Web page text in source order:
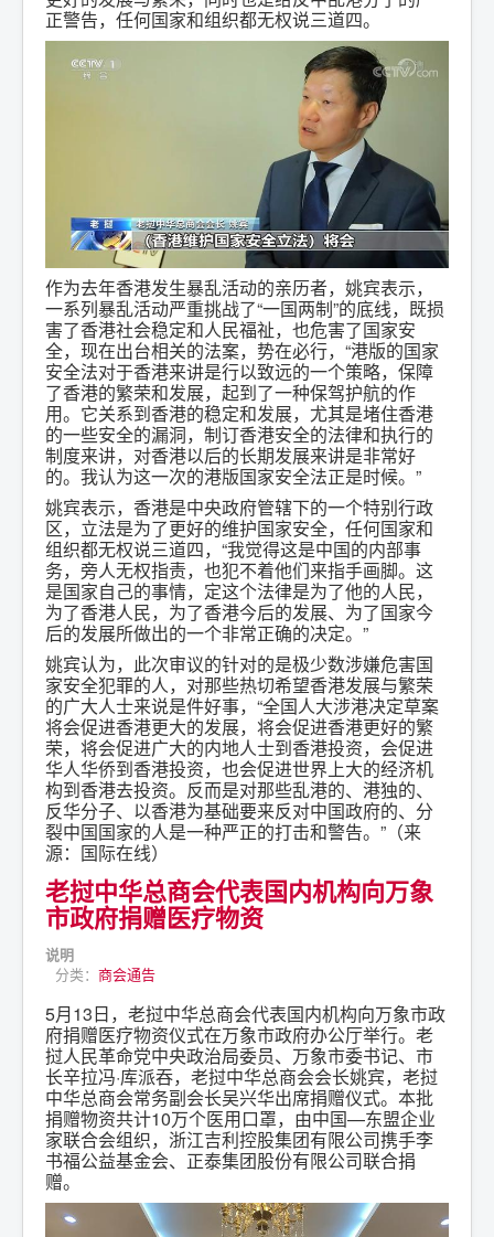
正警告，任何国家和组织都无权说三道四。
作为去年香港发生暴乱活动的亲历者，姚宾表示，
一系列暴乱活动严重挑战了“一国两制”的底线，既损
害了香港社会稳定和人民福祉，也危害了国家安
全，现在出台相关的法案，势在必行，“港版的国家
安全法对于香港来讲是行以致远的一个策略，保障
了香港的繁荣和发展，起到了一种保驾护航的作
用。它关系到香港的稳定和发展，尤其是堵住香港
的一些安全的漏洞，制订香港安全的法律和执行的
制度来讲，对香港以后的长期发展来讲是非常好
的。我认为这一次的港版国家安全法正是时候。”
姚宾表示，香港是中央政府管辖下的一个特别行政
区，立法是为了更好的维护国家安全，任何国家和
组织都无权说三道四，“我觉得这是中国的内部事
务，旁人无权指责，也犯不着他们来指手画脚。这
是国家自己的事情，定这个法律是为了他的人民，
为了香港人民，为了香港今后的发展、为了国家今
后的发展所做出的一个非常正确的决定。”
姚宾认为，此次审议的针对的是极少数涉嫌危害国
家安全犯罪的人，对那些热切希望香港发展与繁荣
的广大人士来说是件好事，“全国人大涉港决定草案
将会促进香港更大的发展，将会促进香港更好的繁
荣，将会促进广大的内地人士到香港投资，会促进
华人华侨到香港投资，也会促进世界上大的经济机
构到香港去投资。反而是对那些乱港的、港独的、
反华分子、以香港为基础要来反对中国政府的、分
裂中国国家的人是一种严正的打击和警告。”（来
源：国际在线）
老挝中华总商会代表国内机构向万象
市政府捐赠医疗物资
说明
分类： 商会通告
5月13日，老挝中华总商会代表国内机构向万象市政
府捐赠医疗物资仪式在万象市政府办公厅举行。老
挝人民革命党中央政治局委员、万象市委书记、市
长辛拉冯·库派吞，老挝中华总商会会长姚宾，老挝
中华总商会常务副会长吴兴华出席捐赠仪式。本批
捐赠物资共计10万个医用口罩，由中国—东盟企业
家联合会组织，浙江吉利控股集团有限公司携手李
书福公益基金会、正泰集团股份有限公司联合捐
赠。